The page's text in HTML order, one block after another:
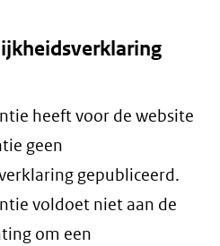
heeft voor de website
geen
gepubliceerd.
voldoet niet aan de
om een